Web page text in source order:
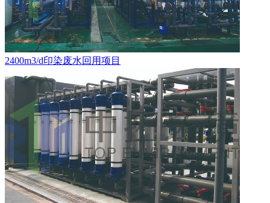
2400m3/d印染废水回用项目